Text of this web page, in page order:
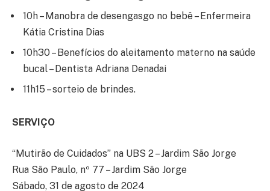
10h – Manobra de desengasgo no bebê – Enfermeira
Kátia Cristina Dias
10h30 – Benefícios do aleitamento materno na saúde
bucal – Dentista Adriana Denadai
11h15 – sorteio de brindes.
SERVIÇO
“Mutirão de Cuidados” na UBS 2 – Jardim São Jorge
Rua São Paulo, nº 77 – Jardim São Jorge
Sábado, 31 de agosto de 2024